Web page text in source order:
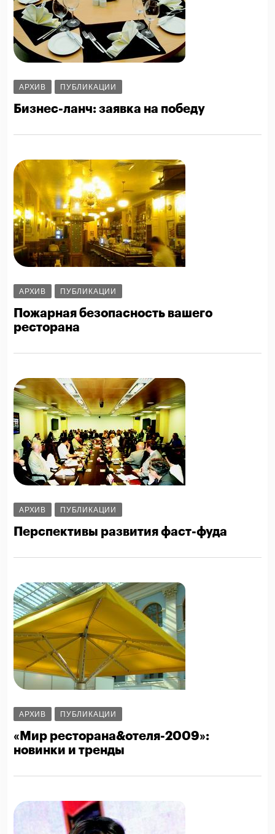
АРХИВ ПУБЛИКАЦИИ
Бизнес-ланч: заявка на победу
АРХИВ ПУБЛИКАЦИИ
Пожарная безопасность вашего
ресторана
АРХИВ ПУБЛИКАЦИИ
Перспективы развития фаст-фуда
АРХИВ ПУБЛИКАЦИИ
«Мир ресторана&отеля-2009»:
новинки и тренды